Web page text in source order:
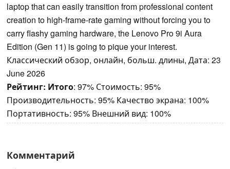
laptop that can easily transition from professional content
creation to high-frame-rate gaming without forcing you to
carry flashy gaming hardware, the Lenovo Pro 9i Aura
Edition (Gen 11) is going to pique your interest.
Классический обзор, онлайн, больш. длины, Дата: 23
June 2026
Рейтинг: Итого: 97% Стоимость: 95%
Производительность: 95% Качество экрана: 100%
Портативность: 95% Внешний вид: 100%
Комментарий